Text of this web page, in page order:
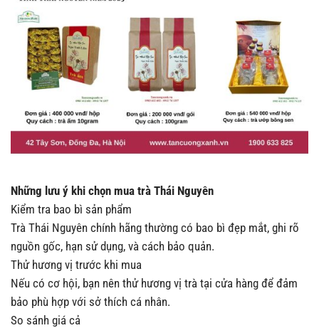
Những lưu ý khi chọn mua trà Thái Nguyên
Kiểm tra bao bì sản phẩm
Trà Thái Nguyên chính hãng thường có bao bì đẹp mắt, ghi rõ
nguồn gốc, hạn sử dụng, và cách bảo quản.
Thử hương vị trước khi mua
Nếu có cơ hội, bạn nên thử hương vị trà tại cửa hàng để đảm
bảo phù hợp với sở thích cá nhân.
So sánh giá cả